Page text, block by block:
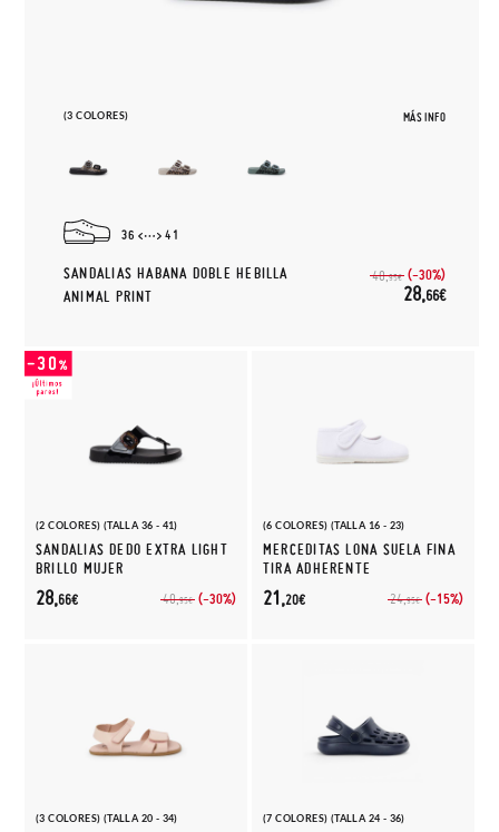
(3 COLORES) MÁS INFO
36 41
SANDALIAS HABANA DOBLE HEBILLA
ANIMAL PRINT
40,95€ (-30%)
28,66€
(2 COLORES) (TALLA 36 - 41)
SANDALIAS DEDO EXTRA LIGHT
BRILLO MUJER
40,95€ (-30%)
28,66€
(6 COLORES) (TALLA 16 - 23)
MERCEDITAS LONA SUELA FINA
TIRA ADHERENTE
24,95€ (-15%)
21,20€
(3 COLORES) (TALLA 20 - 34) (7 COLORES) (TALLA 24 - 36)